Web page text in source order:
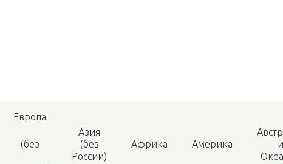
Европа
(без
Азия
(без
России)
Африка Америка
и